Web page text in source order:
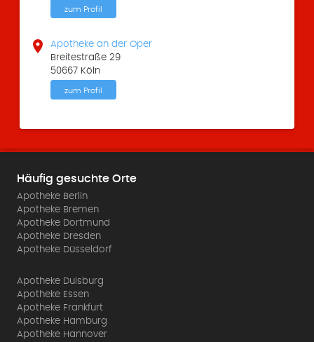
zum Profil

Apotheke an der Oper
Breitestraße 29
50667 Köln
zum Profil
Häufig gesuchte Orte
Apotheke Berlin
Apotheke Bremen
Apotheke Dortmund
Apotheke Dresden
Apotheke Düsseldorf
Apotheke Duisburg
Apotheke Essen
Apotheke Frankfurt
Apotheke Hamburg
Apotheke Hannover